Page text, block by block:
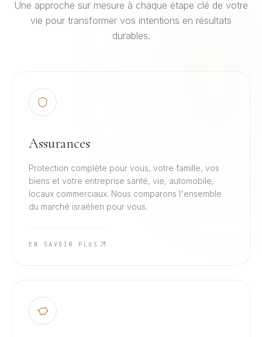
Une approche sur mesure à chaque étape clé de votre
vie pour transformer vos intentions en résultats
durables.
Assurances
Protection complète pour vous, votre famille, vos
biens et votre entreprise santé, vie, automobile,
locaux commerciaux. Nous comparons l'ensemble
du marché israélien pour vous.
EN SAVOIR PLUS